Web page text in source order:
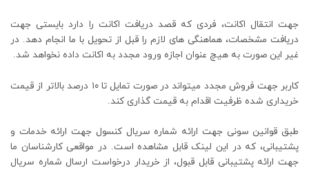
جهت انتقال اکانت، فردی که قصد دریافت اکانت را دارد بایستی جهت
دریافت مشخصات، هماهنگی های لازم را قبل از تحویل با ما انجام دهد. در
غیر این صورت به هیچ عنوان اجازه ورود مجدد به اکانت داده نخواهد شد.
کاربر جهت فروش مجدد میتواند در صورت تمایل تا ۱۰ درصد بالاتر از قیمت
خریداری شده ظرفیت اقدام به قیمت گذاری کند.
طبق قوانین سونی جهت ارائه شماره سریال کنسول جهت ارائه خدمات و
پشتیبانی، که در این لینک قابل مشاهده است. در مواقعی کارشناسان ما
جهت ارائه پشتیبانی قابل قبول، از خریدار درخواست ارسال شماره سریال